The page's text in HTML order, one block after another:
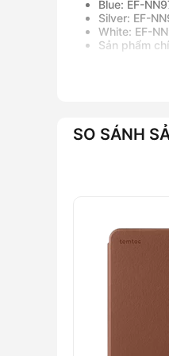
Blue: EF-
Silver: EF-
White: EF-
Sản phẩm
SO SÁNH